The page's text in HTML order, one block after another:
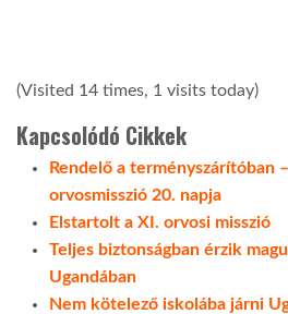
(Visited 14 times, 1 visits today)
Kapcsolódó Cikkek
Rendelő a terményszárítóban
orvosmisszió 20. napja
Elstartolt a XI. orvosi misszió
Teljes biztonságban érzik
Ugandában
Nem kötelező iskolába járni